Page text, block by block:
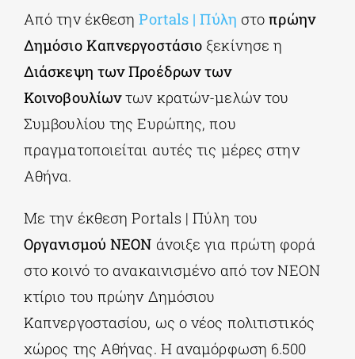
ΔΙΔΑΚΤΟΡΙΚΑ
ΕΚΠΑΙΔΕΥΤΙΚΑ ΙΔΡΥΜΑΤΑ
ΠΟΛΙΤΙΣΤΙΚΟΙ ΦΟΡΕΙΣ
ΔΗΜΟΙ
ΕΚΔΗΛΩΣΕΙΣ
Από την έκθεσηPortals | Πύλη στοπρώην
Δημόσιο Καπνεργοστάσιο ξεκίνησε η
Διάσκεψη των Προέδρων των
Κοινοβουλίωντων κρατών-μελών του
Συμβουλίου της Ευρώπης, που
πραγματοποιείται αυτές τις μέρες στην
Αθήνα.
Με την έκθεση Portals | Πύλη του
Οργανισμού ΝΕΟΝ άνοιξε για πρώτη φορά
στο κοινό το ανακαινισμένο από τον ΝΕΟΝ
κτίριο του πρώην Δημόσιου
Καπνεργοστασίου, ως ο νέος πολιτιστικός
χώρος της Αθήνας. Η αναμόρφωση 6.500